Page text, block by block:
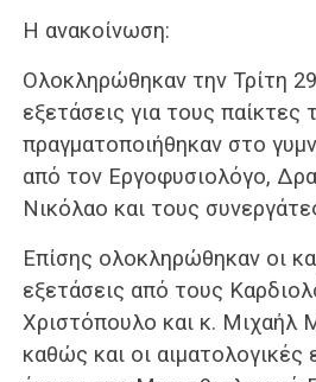
Η ανακοίνωση:
Ολοκληρώθηκαν την Τρίτη
εξετάσεις για τους παίκτες
πραγματοποιήθηκαν στο
από τον Εργοφυσιολόγο,
Νικόλαο και τους
Επίσης ολοκληρώθηκαν οι
εξετάσεις από τους
Χριστόπουλο και κ. Μιχαήλ
καθώς και οι αιματολογικές